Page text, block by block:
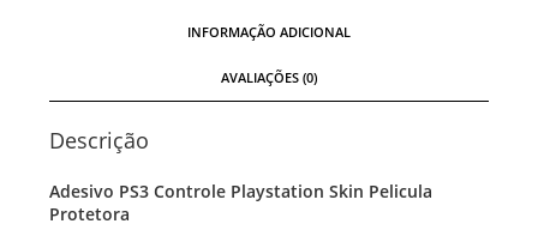
INFORMAÇÃO ADICIONAL
AVALIAÇÕES (0)
Descrição
Adesivo PS3 Controle Playstation Skin Pelicula
Protetora